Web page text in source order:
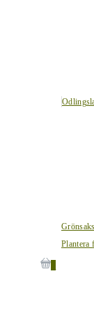
Plantera